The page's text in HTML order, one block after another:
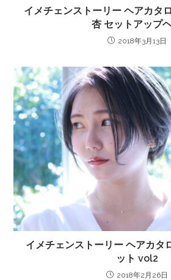
イメチェンストーリー ヘアカタ
杏 セットアップ
2018年3月13日
イメチェンストーリー ヘアカタ
ット vol2
2018年2月26日